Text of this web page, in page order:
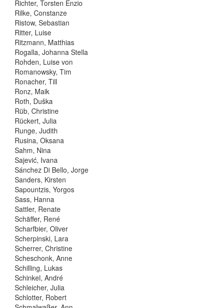
Richter, Torsten Enzio
Rilke, Constanze
Ristow, Sebastian
Ritter, Luise
Ritzmann, Matthias
Rogalla, Johanna Stella
Rohden, Luise von
Romanowsky, Tim
Ronacher, Till
Ronz, Maik
Roth, Duška
Rüb, Christine
Rückert, Julia
Runge, Judith
Rusina, Oksana
Sahm, Nina
Sajević, Ivana
Sánchez Di Bello, Jorge
Sanders, Kirsten
Sapountzis, Yorgos
Sass, Hanna
Sattler, Renate
Schäffer, René
Scharfbier, Oliver
Scherpinski, Lara
Scherrer, Christine
Scheschonk, Anne
Schilling, Lukas
Schinkel, André
Schleicher, Julia
Schlotter, Robert